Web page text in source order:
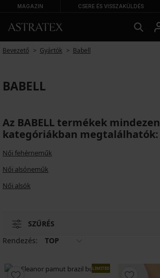
MAGAZIN CSERE ÉS VISSZAKÜLDÉS
Bevezető Gyártók Babell
BABELL
Az BABELL termékek mindezen
kategóriákban megtalálhatók:
Női fehérneműk
Női alsóneműk
Női alsók
SZŰRÉS
Rendezés:
TOP
LIMITED